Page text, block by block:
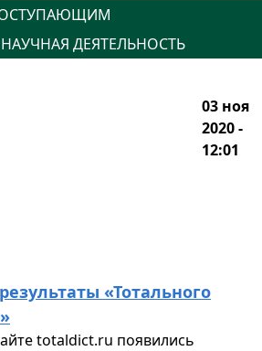
НАУЧНАЯ ДЕЯТЕЛЬНОСТЬ
03 ноя
2020 -
12:01
«Тотального
totaldict.ru появились